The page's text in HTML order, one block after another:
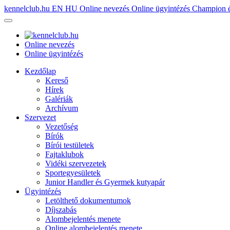
kennelclub.hu EN HU Online nevezés Online ügyintézés Champion
Online nevezés
Online ügyintézés
Kezdőlap
Kereső
Hírek
Galériák
Archívum
Szervezet
Vezetőség
Bírók
Bírói testületek
Fajtaklubok
Vidéki szervezetek
Sportegyesületek
Junior Handler és Gyermek kutyapár
Ügyintézés
Letölthető dokumentumok
Díjszabás
Alombejelentés menete
Online alombejelentés menete